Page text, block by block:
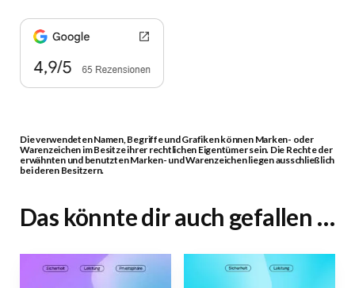
Die verwendeten Namen, Begriffe und Grafiken können Marken- oder
Warenzeichen im Besitze ihrer rechtlichen Eigentümer sein. Die Rechte der
erwähnten und benutzten Marken- und Warenzeichen liegen ausschließlich
bei deren Besitzern.
Das könnte dir auch gefallen …